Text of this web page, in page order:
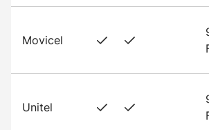
Movicel
Unitel